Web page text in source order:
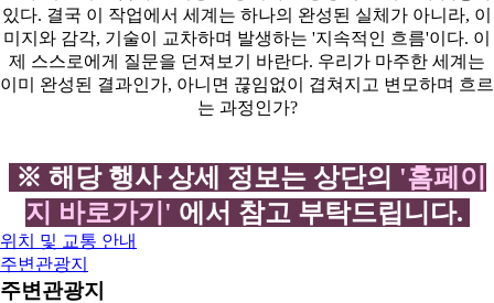
※ 해당 행사 상세 정보는 상단의 '홈페이
지 바로가기' 에서 참고 부탁드립니다.
위치 및 교통 안내
주변관광지
주변관광지